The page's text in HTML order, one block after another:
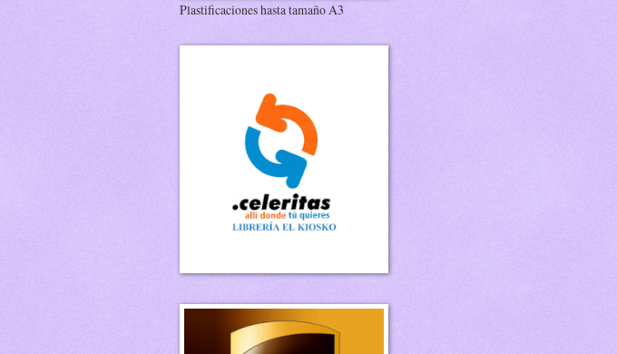
Plastificaciones hasta tamaño A3